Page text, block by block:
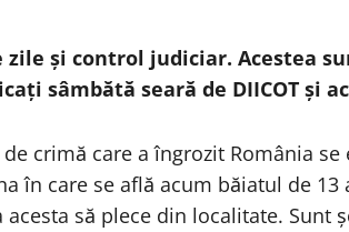
și control judiciar. Acestea
sâmbătă seară de DIICOT și
crimă care a îngrozit România
în care se află acum băiatul de 13
să plece din localitate. Sunt